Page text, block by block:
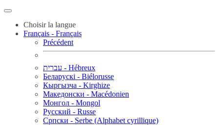
Choisir la langue
Français - Français
Précédent
עברית - Hébreux
Беларускі - Biélorusse
Кыргызча - Kirghize
Македонски - Macédonien
Монгол - Mongol
Русский - Russe
Српски - Serbe (Alphabet cyrillique)